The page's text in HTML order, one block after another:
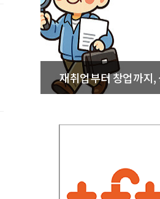
재취업부터 창업까지